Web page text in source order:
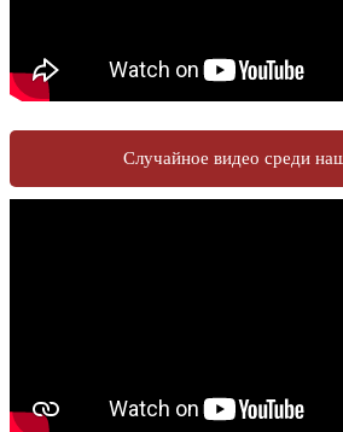
Случайное видео среди